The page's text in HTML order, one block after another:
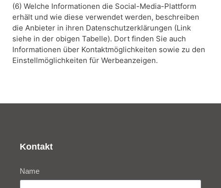
(6) Welche Informationen die Social-Media-Plattform
erhält und wie diese verwendet werden, beschreiben
die Anbieter in ihren Datenschutzerklärungen (Link
siehe in der obigen Tabelle). Dort finden Sie auch
Informationen über Kontaktmöglichkeiten sowie zu den
Einstellmöglichkeiten für Werbeanzeigen.
Kontakt
Name